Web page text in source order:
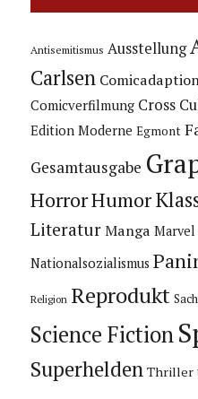
Antisemitismus Ausstellung
Carlsen
Comicverfilmung Cross
Edition Moderne Egmont
Gesamtausgabe
HorrorHumor
Literatur Manga Marvel
Nationalsozialismus
Religion Reprodukt
Science Fiction
Superhelden Thriller